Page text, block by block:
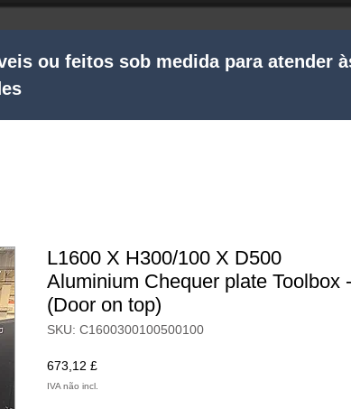
ou feitos sob medida para atender
L1600 X H300/100 X D500
Aluminium Chequer plate Toolbox -
(Door on top)
SKU: C1600300100500100
673,12 £Preço
IVA não incl.